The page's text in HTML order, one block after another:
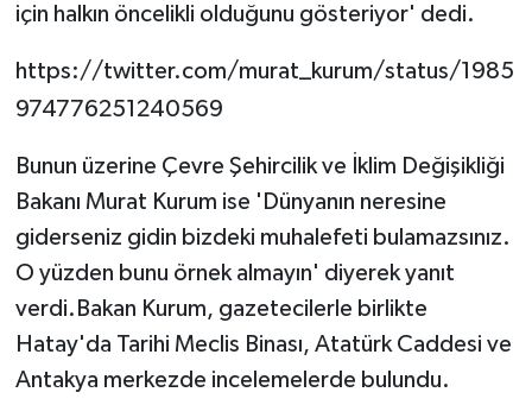
için halkın öncelikli olduğunu gösteriyor' dedi.
https://twitter.com/murat_kurum/status/1985
974776251240569
Bunun üzerine Çevre Şehircilik ve İklim Değişikliği
Bakanı Murat Kurum ise 'Dünyanın neresine
giderseniz gidin bizdeki muhalefeti bulamazsınız.
O yüzden bunu örnek almayın' diyerek yanıt
verdi.Bakan Kurum, gazetecilerle birlikte
Hatay'da Tarihi Meclis Binası, Atatürk Caddesi ve
Antakya merkezde incelemelerde bulundu.